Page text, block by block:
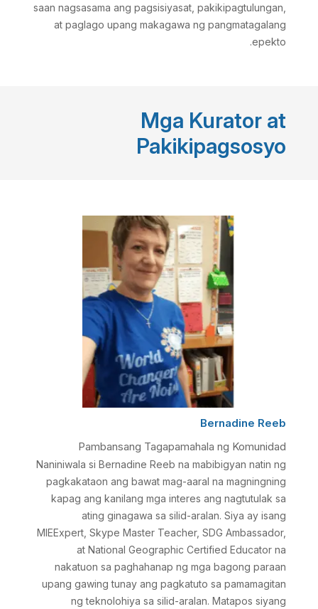
saan nagsasama ang pagsisiyasat, pakikipagtulungan,
at paglago upang makagawa ng pangmatagalang
epekto.
Mga Kurator at
Pakikipagsosyo
Bernadine Reeb
Pambansang Tagapamahala ng Komunidad
Naniniwala si Bernadine Reeb na mabibigyan natin ng
pagkakataon ang bawat mag-aaral na magningning
kapag ang kanilang mga interes ang nagtutulak sa
ating ginagawa sa silid-aralan. Siya ay isang
MIEExpert, Skype Master Teacher, SDG Ambassador,
at National Geographic Certified Educator na
nakatuon sa paghahanap ng mga bagong paraan
upang gawing tunay ang pagkatuto sa pamamagitan
ng teknolohiya sa silid-aralan. Matapos siyang